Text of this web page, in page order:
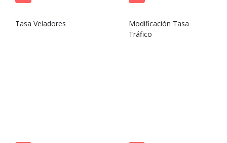
Tasa Veladores
Modificación Tasa
Tráfico